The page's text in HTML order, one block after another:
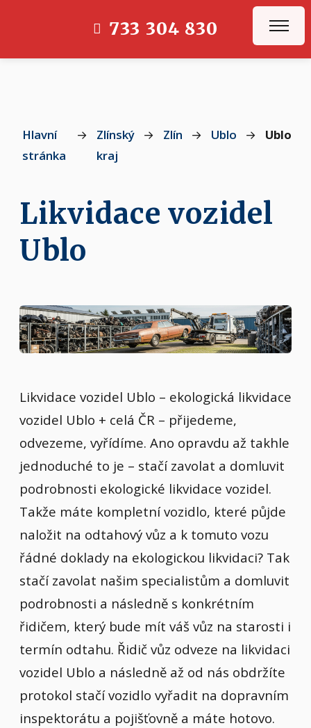
733 304 830
Hlavní
stránka
→
Zlínský
kraj
→ Zlín → Ublo → Ublo
Likvidace vozidel
Ublo
Likvidace vozidel Ublo – ekologická likvidace
vozidel Ublo + celá ČR – přijedeme,
odvezeme, vyřídíme. Ano opravdu až takhle
jednoduché to je – stačí zavolat a domluvit
podrobnosti ekologické likvidace vozidel.
Takže máte kompletní vozidlo, které půjde
naložit na odtahový vůz a k tomuto vozu
řádné doklady na ekologickou likvidaci? Tak
stačí zavolat našim specialistům a domluvit
podrobnosti a následně s konkrétním
řidičem, který bude mít váš vůz na starosti i
termín odtahu. Řidič vůz odveze na likvidaci
vozidel Ublo a následně až od nás obdržíte
protokol stačí vozidlo vyřadit na dopravním
inspektorátu a pojišťovně a máte hotovo.